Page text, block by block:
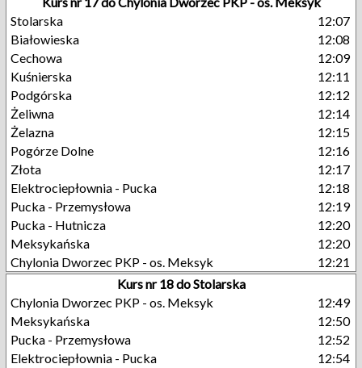
Stolarska
12:07
Białowieska
12:08
Cechowa
12:09
Kuśnierska
12:11
Podgórska
12:12
Żeliwna
12:14
Żelazna
12:15
Pogórze Dolne
12:16
Złota
12:17
Elektrociepłownia - Pucka
12:18
Pucka - Przemysłowa
12:19
Pucka - Hutnicza
12:20
Meksykańska
12:20
Chylonia Dworzec PKP - os. Meksyk
12:21
Kurs nr 18 do Stolarska
Chylonia Dworzec PKP - os. Meksyk
12:49
Meksykańska
12:50
Pucka - Przemysłowa
12:52
Elektrociepłownia - Pucka
12:54